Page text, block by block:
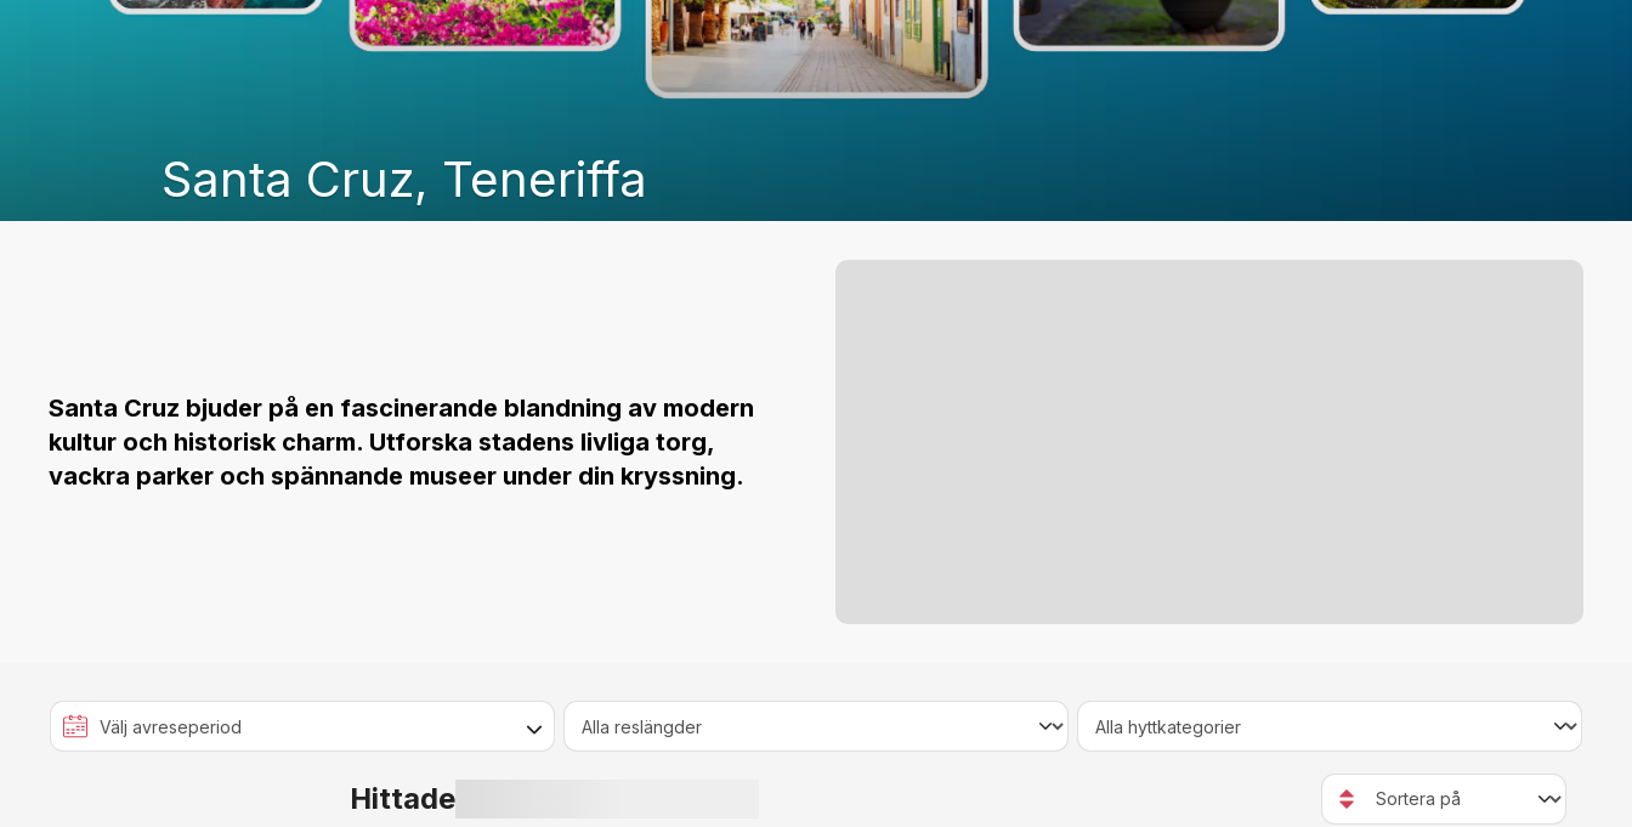
Santa Cruz, Teneriffa
Santa Cruz bjuder på en fascinerande blandning av modern
kultur och historisk charm. Utforska stadens livliga torg,
vackra parker och spännande museer under din kryssning.
Hittade